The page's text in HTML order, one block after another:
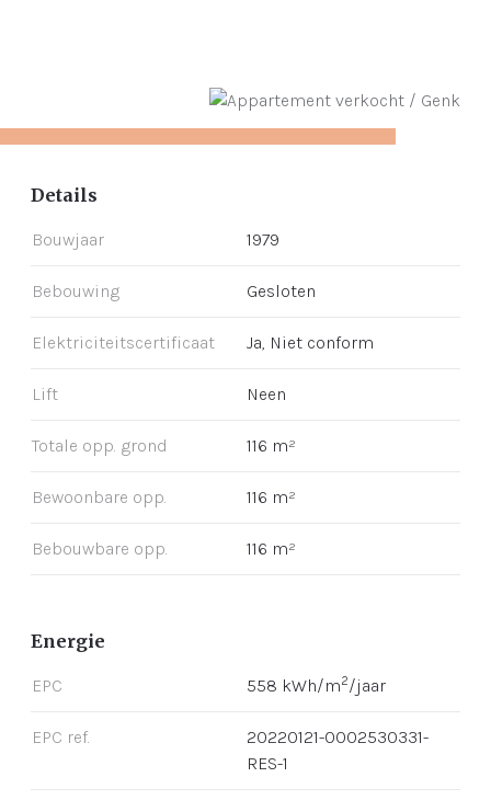
Details
Bouwjaar 1979
Bebouwing Gesloten
Elektriciteitscertificaat Ja, Niet conform
Lift Neen
Totale opp. grond 116 m²
Bewoonbare opp. 116 m²
Bebouwbare opp. 116 m²
Energie
EPC 558 kWh/m2/jaar
EPC ref.
20220121-0002530331-
RES-1